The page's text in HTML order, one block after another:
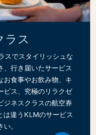
ラス
スでスタイリッシュな
、行き届いたサービス
お食事やお飲み物、キ
ビス、究極のリラクゼ
ジネスクラスの航空券
は違うKLMのサービス
。